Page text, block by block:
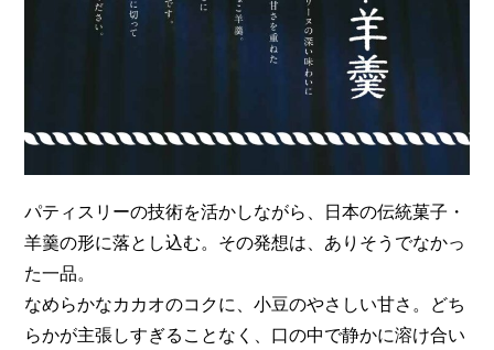
パティスリーの技術を活かしながら、日本の伝統菓子・
羊羹の形に落とし込む。その発想は、ありそうでなかっ
た一品。
なめらかなカカオのコクに、小豆のやさしい甘さ。どち
らかが主張しすぎることなく、口の中で静かに溶け合い